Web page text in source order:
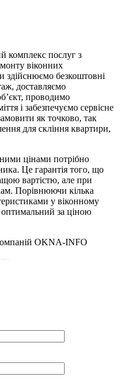
комплекс послуг з
віконних
здійснюємо безкоштовні
доставляємо
проводимо
і забезпечуємо сервісне
як точково, так
для скління квартири,
цінами потрібно
Це гарантія того, що
вартістю, але при
Порівнюючи кілька
у віконному
оптимальний за ціною
OKNA-INFO